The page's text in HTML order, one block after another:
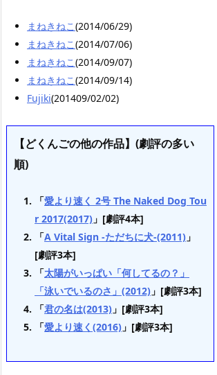
まねきねこ(2014/06/29)
まねきねこ(2014/07/06)
まねきねこ(2014/09/07)
まねきねこ(2014/09/14)
Fujiki(201409/02/02)
【どくんごの他の作品】(劇評の多い
順)
「愛より速く 2号 The Naked Dog Tou
r 2017(2017) 」[劇評4本]
「A Vital Sign -ただちに犬-(2011) 」
[劇評3本]
「太陽がいっぱい「何してるの？」
「泳いでいるのさ」(2012) 」[劇評3本]
「君の名は(2013) 」[劇評3本]
「愛より速く(2016) 」[劇評3本]